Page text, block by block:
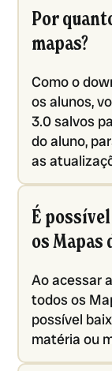
Por
mapas?
Como o
os alunos,
3.0 salvos
do aluno,
as
É
os Mapas
Ao acessar
todos os
possível
matéria ou